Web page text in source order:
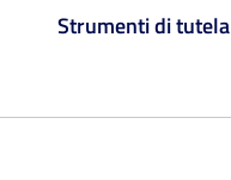
Strumenti di tutela